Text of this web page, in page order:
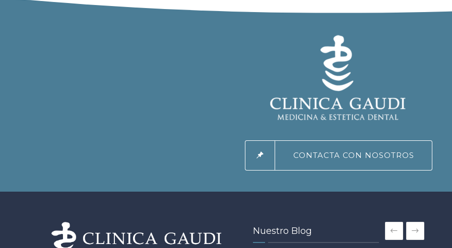
CONTACTA CON NOSOTROS
Nuestro Blog